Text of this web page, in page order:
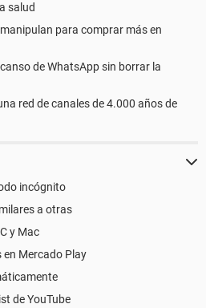
salud
para comprar más en
de WhatsApp sin borrar la
red de canales de 4.000 años de
incógnito
a otras
y Mac
en Mercado Play
de YouTube